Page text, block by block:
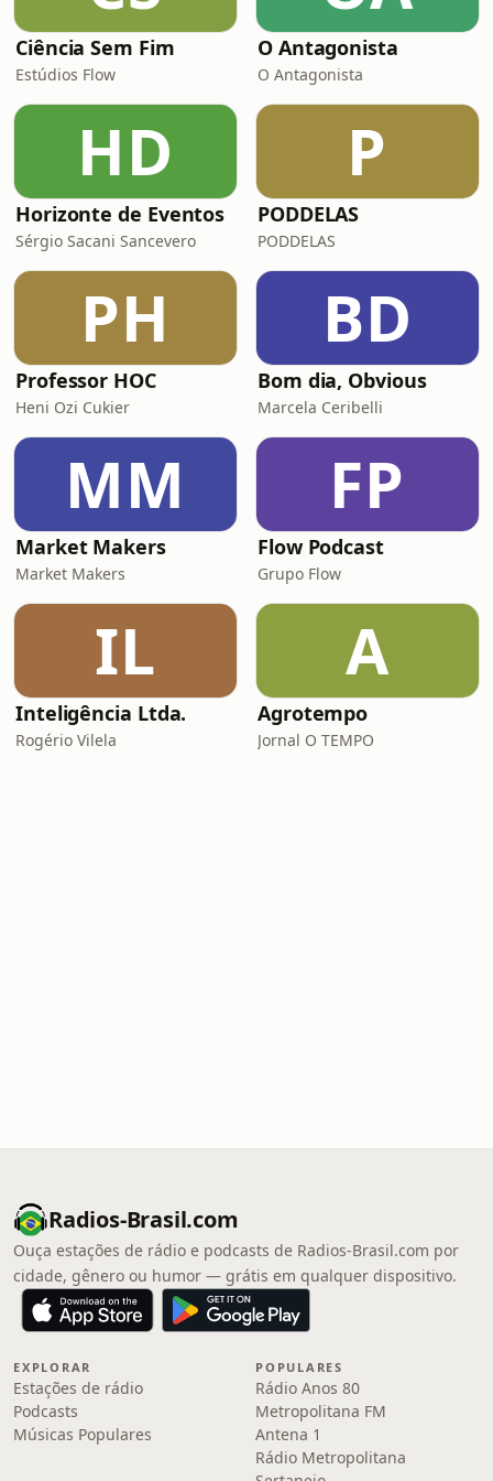
Ciência Sem Fim
Estúdios Flow
O Antagonista
O Antagonista
HD
Horizonte de Eventos
Sérgio Sacani Sancevero
P
PODDELAS
PODDELAS
PH
Professor HOC
Heni Ozi Cukier
BD
Bom dia, Obvious
Marcela Ceribelli
MM
Market Makers
Market Makers
FP
Flow Podcast
Grupo Flow
IL
Inteligência Ltda.
Rogério Vilela
A
Agrotempo
Jornal O TEMPO
Radios-Brasil.com
Ouça estações de rádio e podcasts de Radios-Brasil.com por
cidade, gênero ou humor — grátis em qualquer dispositivo.
EXPLORAR
Estações de rádio
Podcasts
Músicas Populares
POPULARES
Rádio Anos 80
Metropolitana FM
Antena 1
Rádio Metropolitana